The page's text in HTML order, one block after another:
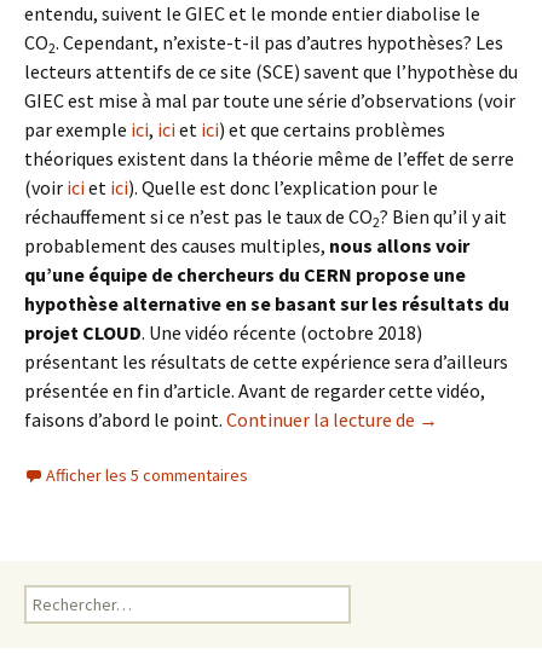
entendu, suivent le GIEC et le monde entier diabolise le
CO2. Cependant, n’existe-t-il pas d’autres hypothèses? Les
lecteurs attentifs de ce site (SCE) savent que l’hypothèse du
GIEC est mise à mal par toute une série d’observations (voir
par exemple ici, iciet ici) et que certains problèmes
théoriques existent dans la théorie même de l’effet de serre
(voir iciet ici). Quelle est donc l’explication pour le
réchauffement si ce n’est pas le taux de CO2? Bien qu’il y ait
probablement des causes multiples, nous allons voir
qu’une équipe de chercheurs du CERN propose une
hypothèse alternative en se basant sur les résultats du
projet CLOUD. Une vidéo récente (octobre 2018)
présentant les résultats de cette expérience sera d’ailleurs
présentée en fin d’article. Avant de regarder cette vidéo,
faisons d’abord le point. Continuer la lecture de Une autre
→
Afficher les 5 commentaires
Rechercher :